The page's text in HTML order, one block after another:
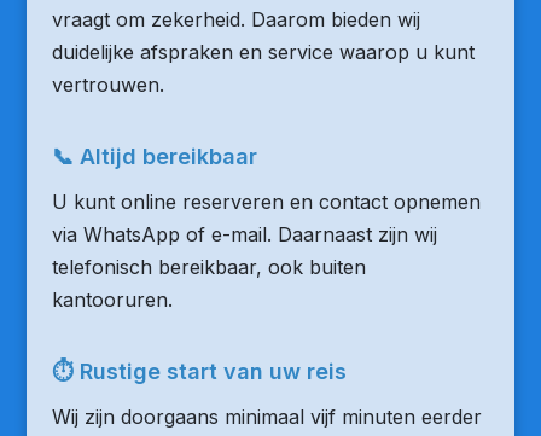
vraagt om zekerheid. Daarom bieden wij
duidelijke afspraken en service waarop u kunt
vertrouwen.
📞 Altijd bereikbaar
U kunt online reserveren en contact opnemen
via WhatsApp of e-mail. Daarnaast zijn wij
telefonisch bereikbaar, ook buiten
kantooruren.
⏱ Rustige start van uw reis
Wij zijn doorgaans minimaal vijf minuten eerder